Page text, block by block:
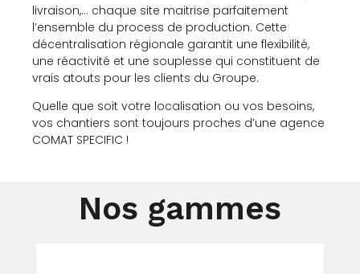
livraison,… chaque site maitrise parfaitement
l’ensemble du process de production. Cette
décentralisation régionale garantit une flexibilité,
une réactivité et une souplesse qui constituent de
vrais atouts pour les clients du Groupe.
Quelle que soit votre localisation ou vos besoins,
vos chantiers sont toujours proches d’une agence
COMAT SPECIFIC !
Nos gammes​